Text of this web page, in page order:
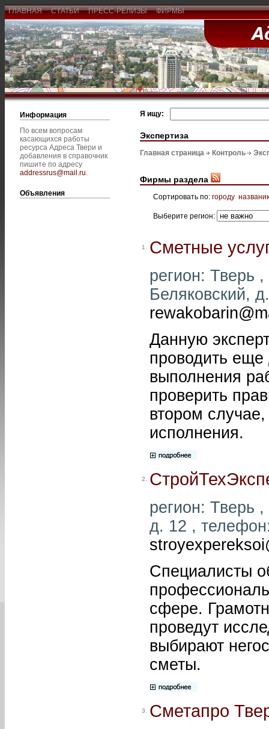
ГЛАВНАЯ СТАТЬИ ПРЕСС-РЕЛИЗЫ ФИРМЫ
Информация
По всем вопросам
касающихся работы
ресурса Адреса Твери и
добавления в справочник
пишите по адресу
addressrus@mail.ru.
Объявления
Я ищу:
Экспертиза
Главная страница Контроль
Фирмы раздела
Сортировать по: городу
Выберите регион:
1. Сметные
регион: Тверь
Беляковский,
Данную
проводить еще
выполнения
проверить
втором
исполнения.
2.
регион: Тверь
д. 12 ,
Специалисты
сфере.
проведут
выбирают
сметы.
3. Сметапро